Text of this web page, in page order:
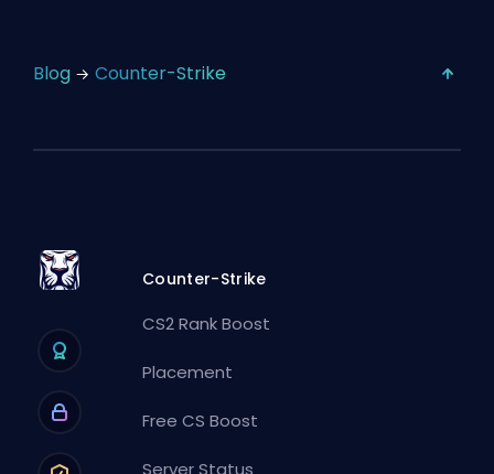
Blog Counter-Strike
Counter-Strike
CS2 Rank Boost
Placement
Free CS Boost
Server Status